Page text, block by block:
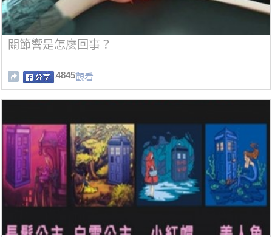
關節響是怎麼回事？
4845觀看